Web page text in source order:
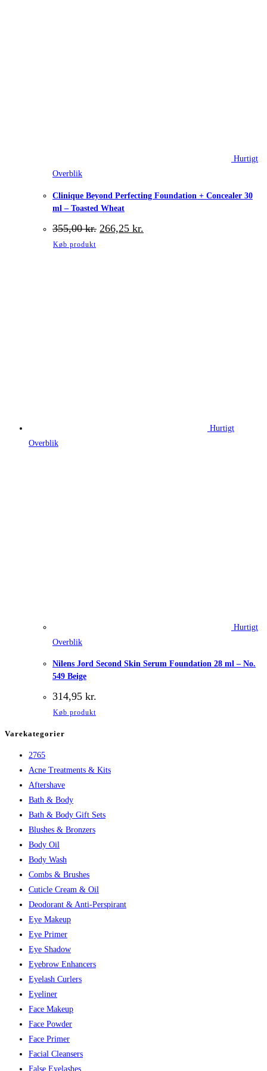
Hurtigt
Overblik
Clinique Beyond Perfecting Foundation + Concealer 30
ml – Toasted Wheat
355,00kr. Den
oprindelige
266,25 kr.
aktuelle
Køb produkt
Hurtigt
Overblik
Hurtigt
Overblik
Nilens Jord Second Skin Serum Foundation 28 ml – No.
549 Beige
314,95 kr.
Køb produkt
Varekategorier
2765
Acne Treatments & Kits
Aftershave
Bath & Body
Bath & Body Gift Sets
Blushes & Bronzers
Body Oil
Body Wash
Combs & Brushes
Cuticle Cream & Oil
Deodorant & Anti-Perspirant
Eye Makeup
Eye Primer
Eye Shadow
Eyebrow Enhancers
Eyelash Curlers
Eyeliner
Face Makeup
Face Powder
Face Primer
Facial Cleansers
False Eyelashes